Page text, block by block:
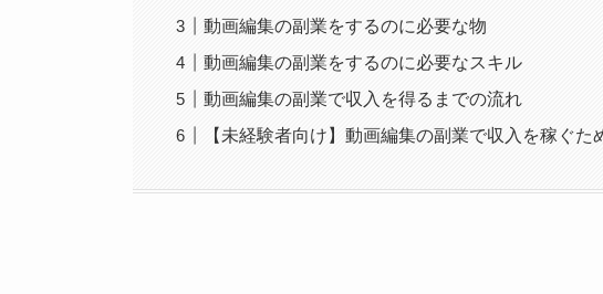
動画編集の副業をするのに必要な物
動画編集の副業をするのに必要なスキル
動画編集の副業で収入を得るまでの流れ
【未経験者向け】動画編集の副業で収入を稼ぐた